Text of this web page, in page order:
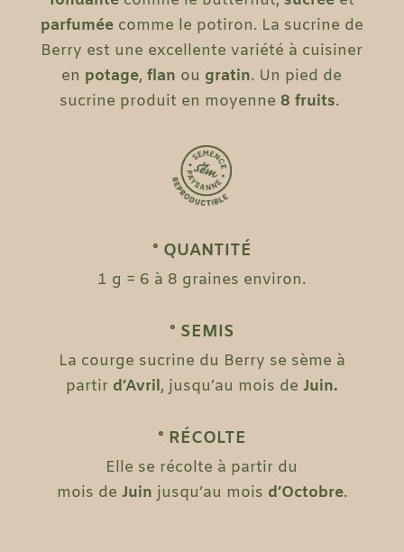
parfuméecomme le potiron. La sucrine de
Berry est une excellente variété à cuisiner
en potage,flan ou gratin. Un pied de
sucrine produit en moyenne8 fruits.
° QUANTITÉ
1 g = 6 à 8 graines environ.
° SEMIS
La courge sucrine du Berry se sème à
partir d’Avril, jusqu’au mois deJuin.
° RÉCOLTE
Elle se récolte à partir du
mois de Juin jusqu’au mois d’Octobre.